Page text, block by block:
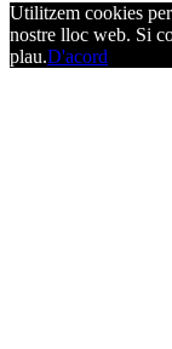
Utilitzem cookies
nostre lloc web. Si
plau.D'acord